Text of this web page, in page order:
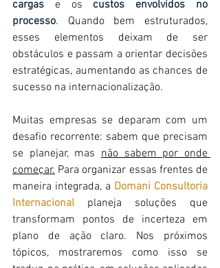
cargas e os custos envolvidos no
processo. Quando bem estruturados,
esses elementos deixam de ser
obstáculos e passam a orientar decisões
estratégicas, aumentando as chances de
sucesso na internacionalização.
Muitas empresas se deparam com um
desafio recorrente: sabem que precisam
se planejar, mas não sabem por onde
começar. Para organizar essas frentes de
maneira integrada, a Domani Consultoria
Internacional planeja soluções que
transformam pontos de incerteza em
plano de ação claro. Nos próximos
tópicos, mostraremos como isso se